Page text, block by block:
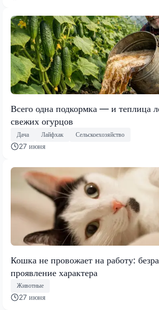
Всего одна подкормка — и теплица
свежих огурцов
Дача Лайфхак Сельскоехозяйство
27 июня
Кошка не провожает на работу:
проявление характера
Животные
27 июня